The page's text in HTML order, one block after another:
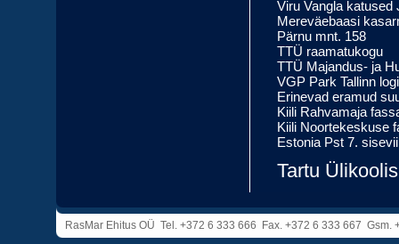
Viru Vangla katused
Mereväebaasi
Pärnu mnt. 158
TTÜ raamatukogu
TTÜ Majandus- ja
VGP Park Tallinn
Erinevad eramud
Kiili Rahvamaja
Kiili Noortekeskuse
Estonia Pst 7.
Tartu
RasMar Ehitus OÜ Tel. +372 6 333 666 Fax. +372 6 333 667